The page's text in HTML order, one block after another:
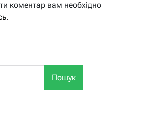
коментар вам необхідно
.
Пошук